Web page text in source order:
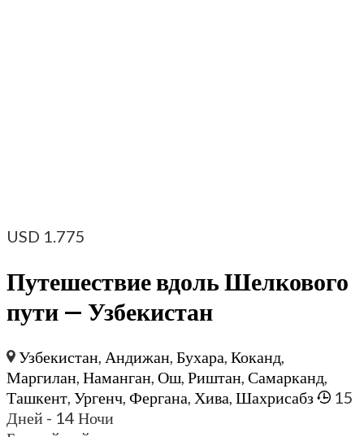
USD 1.775
Путешествие вдоль Шелкового
пути — Узбекистан
Узбекистан Андижан ,Бухара ,Коканд
Маргилан Наманган Ош Риштан Самарканд
Ташкент Ургенч Фергана Хива Шахрисабз
15
Дней - 14 Ночи